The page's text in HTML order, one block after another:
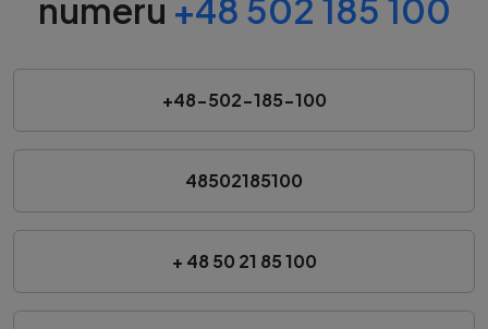
numeru +48 502 185 100
+48-502-185-100
48502185100
+ 48 50 21 85 100